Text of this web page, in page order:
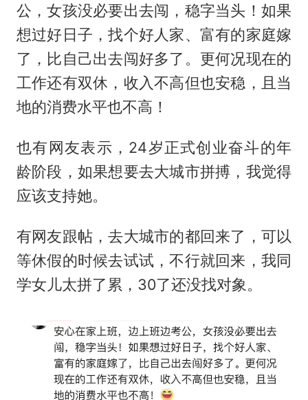
公，女孩没必要出去闯，稳字当头！如果
想过好日子，找个好人家、富有的家庭嫁
了，比自己出去闯好多了。更何况现在的
工作还有双休，收入不高但也安稳，且当
地的消费水平也不高！
也有网友表示，24岁正式创业奋斗的年
龄阶段，如果想要去大城市拼搏，我觉得
应该支持她。
有网友跟帖，去大城市的都回来了，可以
等休假的时候去试试，不行就回来，我同
学女儿太拼了累，30了还没找对象。